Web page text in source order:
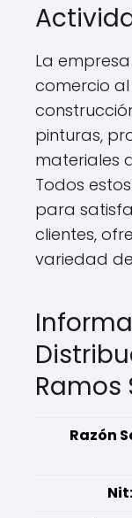
La
comercio
pinturas,
materiales
Todos
para
clientes,
variedad
Ramos
Razón
Nit: